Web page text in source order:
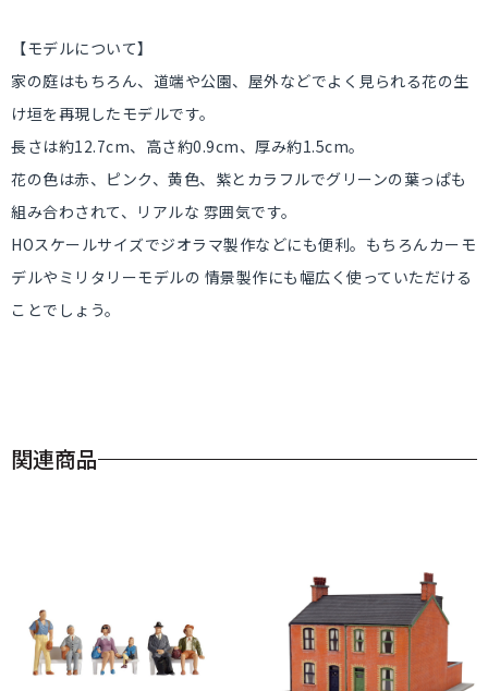
【モデルについて】
家の庭はもちろん、道端や公園、屋外などでよく見られる花の生
け垣を再現したモデルです。
長さは約12.7cm、高さ約0.9cm、厚み約1.5cm。
花の色は赤、ピンク、黄色、紫とカラフルでグリーンの葉っぱも
組み合わされて、リアルな 雰囲気です。
HOスケールサイズでジオラマ製作などにも便利。もちろんカーモ
デルやミリタリーモデルの 情景製作にも幅広く使っていただける
ことでしょう。
関連商品